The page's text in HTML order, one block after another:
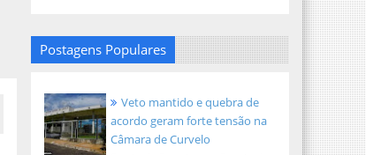
Postagens Populares
Veto mantido e quebra de
acordo geram forte tensão na
Câmara de Curvelo